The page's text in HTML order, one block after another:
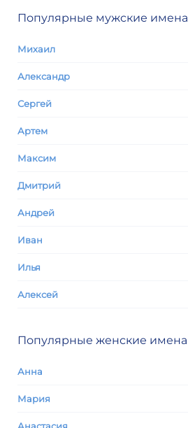
Популярные мужские имена
Михаил
Александр
Сергей
Артем
Максим
Дмитрий
Андрей
Иван
Илья
Алексей
Популярные женские имена
Анна
Мария